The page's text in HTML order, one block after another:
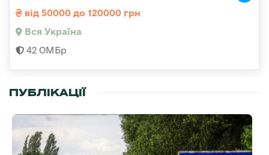
від 50000 до 120000 грн
Вся Україна
42 ОМБр
ПУБЛІКАЦІЇ